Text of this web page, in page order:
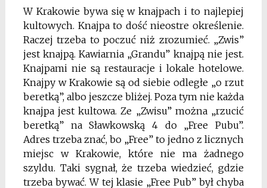
W Krakowie bywa się w knajpach i to najlepiej
kultowych. Knajpa to dość nieostre określenie.
Raczej trzeba to poczuć niż zrozumieć. „Zwis”
jest knajpą. Kawiarnia „Grandu” knajpą nie jest.
Knajpami nie są restauracje i lokale hotelowe.
Knajpy w Krakowie są od siebie odległe „o rzut
beretką”, albo jeszcze bliżej. Poza tym nie każda
knajpa jest kultowa. Ze „Zwisu” można „rzucić
beretką” na Sławkowską 4 do „Free Pubu”.
Adres trzeba znać, bo „Free” to jedno z licznych
miejsc w Krakowie, które nie ma żadnego
szyldu. Taki sygnał, że trzeba wiedzieć, gdzie
trzeba bywać. W tej klasie „Free Pub” był chyba